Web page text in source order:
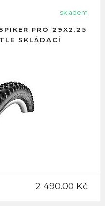
skladem
PRO 29X2.25
SKLÁDACÍ
2 490.00 Kč